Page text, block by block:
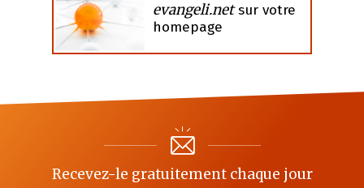
evangeli.netsur votre
homepage
Recevez-le gratuitement chaque jour